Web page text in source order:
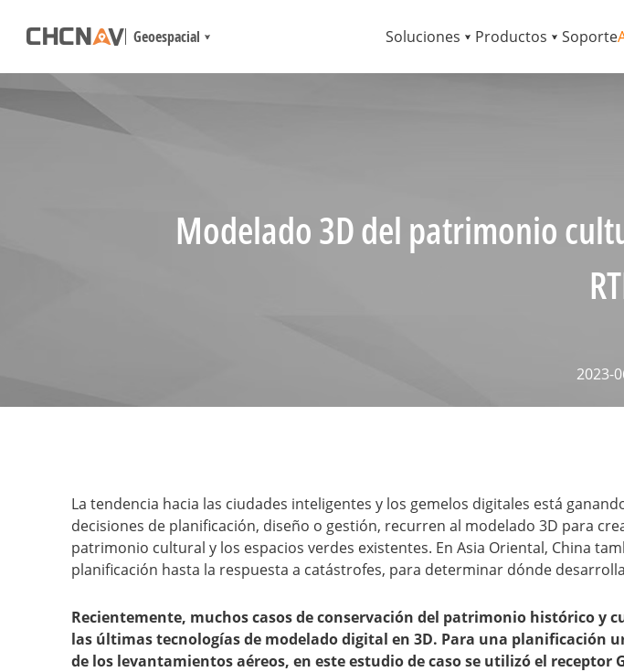
Geoespacial Soluciones Productos Soporte
Modelado 3D del patrimonio
2023-
La tendencia hacia las ciudades inteligentes y los gemelos digitales está
decisiones de planificación, diseño o gestión, recurren al modelado 3D para
patrimonio cultural y los espacios verdes existentes. En Asia Oriental, China
planificación hasta la respuesta a catástrofes, para determinar dónde
Recientemente, muchos casos de conservación del patrimonio histórico y
las últimas tecnologías de modelado digital en 3D. Para una
de los levantamientos aéreos, en este estudio de caso se utilizó el